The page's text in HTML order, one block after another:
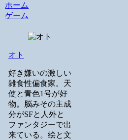
ホーム
ゲーム
オト
好き嫌いの激しい
雑食性偏食家。天
使と青色1号が好
物。脳みその主成
分がSFと人外と
ファンタジーで出
来ている。絵と文